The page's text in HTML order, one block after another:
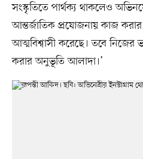
সংস্কৃতিতে পার্থক্য থাকলেও
আন্তর্জাতিক প্রযোজনায় কাজ
আত্মবিশ্বাসী করেছে। তবে নিজের
করার অনুভূতি আলাদা।’